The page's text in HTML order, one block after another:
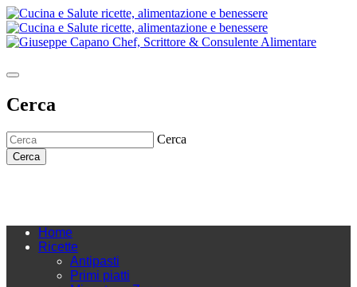
Cerca
Cerca
Cerca
Home
Ricette
Antipasti
Primi piatti